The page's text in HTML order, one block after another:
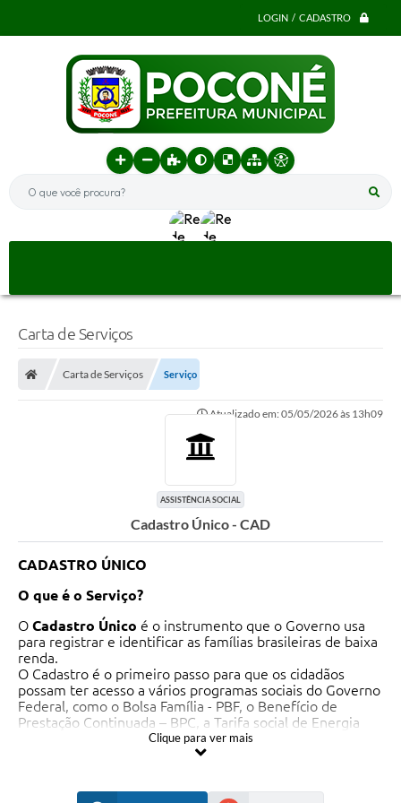
LOGIN / CADASTRO
O que você procura?
Carta de Serviços
Carta de Serviços Serviço
Atualizado em: 05/05/2026 às 13h09
ASSISTÊNCIA SOCIAL
Cadastro Único - CAD
CADASTRO ÚNICO
O que é o Serviço?
O Cadastro Único é o instrumento que o Governo usa
para registrar e identificar as famílias brasileiras de baixa
renda.
O Cadastro é o primeiro passo para que os cidadãos
possam ter acesso a vários programas sociais do Governo
Federal, como o Bolsa Família - PBF, o Benefício de
Prestação Continuada – BPC, a Tarifa social de Energia
elétrica, o Programa minha casa minha vida, entre outros.
segunda a sexta das 07:00 as 11:00 e das 03:00 às
Clique para ver mais